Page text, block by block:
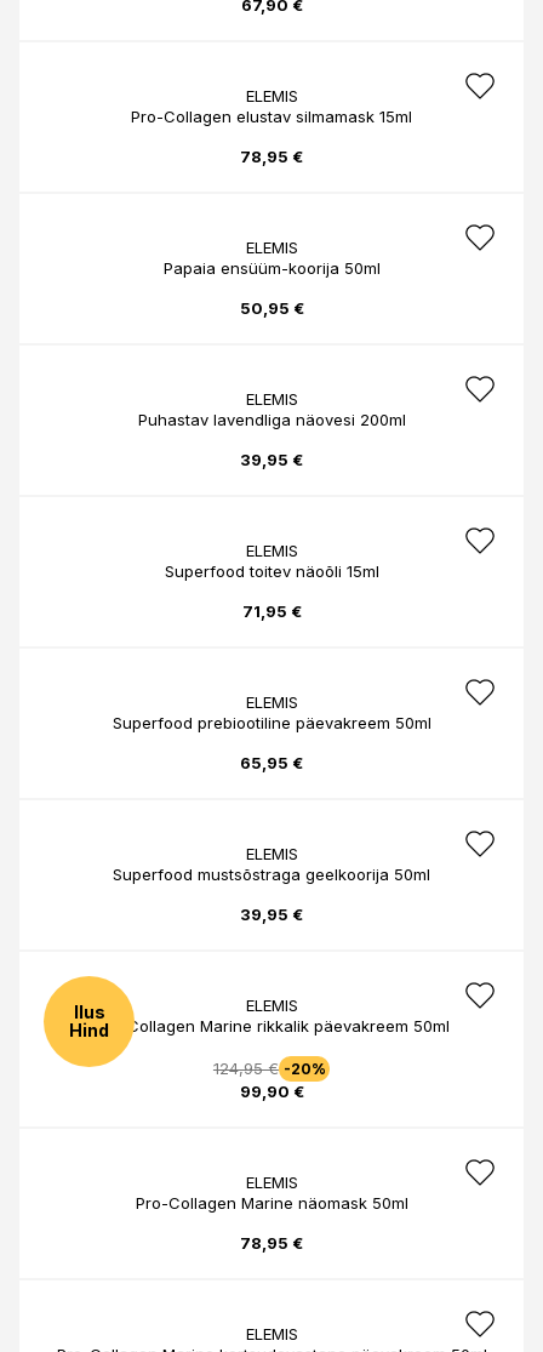
67,90 €
ELEMIS
Pro-Collagen elustav silmamask 15ml
78,95 €
ELEMIS
Papaia ensüüm-koorija 50ml
50,95 €
ELEMIS
Puhastav lavendliga näovesi 200ml
39,95 €
ELEMIS
Superfood toitev näoõli 15ml
71,95 €
ELEMIS
Superfood prebiootiline päevakreem 50ml
65,95 €
ELEMIS
Superfood mustsõstraga geelkoorija 50ml
39,95 €
Ilus
Hind
ELEMIS
Pro-Collagen Marine rikkalik päevakreem 50ml
124,95 € -20%
99,90 €
ELEMIS
Pro-Collagen Marine näomask 50ml
78,95 €
ELEMIS